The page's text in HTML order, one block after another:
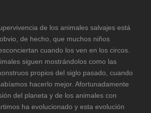
de los animales salvajes está
de hecho, que muchos niños
cuando los ven en los circos.
siguen mostrándolos como las
propios del siglo pasado, cuando
hacerlo mejor. Afortunadamente
del planeta y de los animales con
ha evolucionado y esta evolución